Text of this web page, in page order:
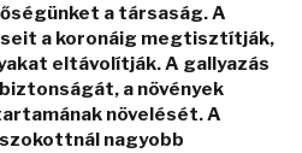
a társaság. A
a koronáig megtisztítják,
eltávolítják. A gallyazás
a növények
növelését. A
nagyobb